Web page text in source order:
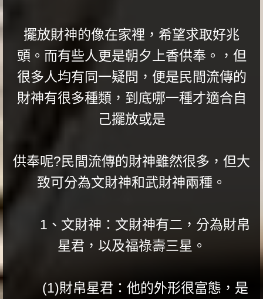
擺放財神的像在家裡，希望求取好兆
頭。而有些人更是朝夕上香供奉。，但
很多人均有同一疑問，便是民間流傳的
財神有很多種類，到底哪一種才適合自
己擺放或是
供奉呢?民間流傳的財神雖然很多，但大
致可分為文財神和武財神兩種。
1、文財神：文財神有二，分為財帛
星君，以及福祿壽三星。
(1)財帛星君：他的外形很富態，是